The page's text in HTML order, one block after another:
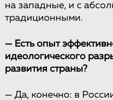
на западные, и с
традиционными.
— Есть опыт
идеологического
развития страны?
— Да, конечно: в